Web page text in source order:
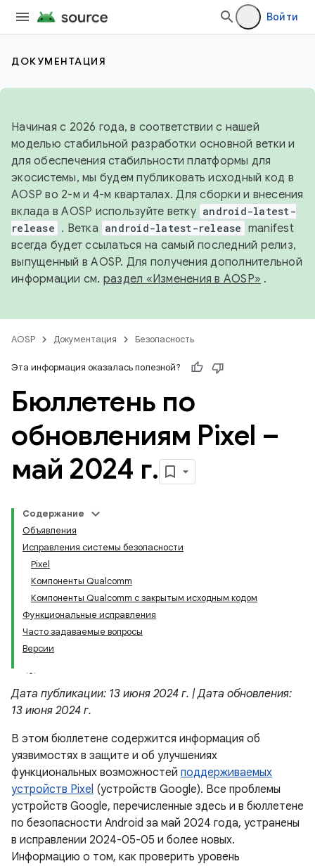
Войти
ДОКУМЕНТАЦИЯ
Начиная с 2026 года, в соответствии с нашей
моделью стабильной разработки основной ветки и
для обеспечения стабильности платформы для
экосистемы, мы будем публиковать исходный код в
AOSP во 2-м и 4-м кварталах. Для сборки и внесения
вклада в AOSP используйте ветку android-latest-
release . Ветка android-latest-release manifest
всегда будет ссылаться на самый последний релиз,
выпущенный в AOSP. Для получения дополнительной
информации см. раздел «Изменения в AOSP» .
AOSP Документация Безопасность
Эта информация оказалась полезной?
Бюллетень по
обновлениям Pixel –
май 2024 г.
Содержание
Объявления
Исправления системы безопасности
Pixel
Компоненты Qualcomm
Компоненты Qualcomm с закрытым исходным кодом
Функциональные исправления
Часто задаваемые вопросы
Версии
Дата публикации: 13 июня 2024 г. | Дата обновления:
13 июня 2024 г.
В этом бюллетене содержится информация об
уязвимостях в защите и об улучшениях
функциональных возможностей поддерживаемых
устройств Pixel (устройств Google). Все проблемы
устройств Google, перечисленные здесь и в бюллетене
по безопасности Android за май 2024 года, устранены
в исправлении 2024-05-05 и более новых.
Информацию о том, как проверить уровень